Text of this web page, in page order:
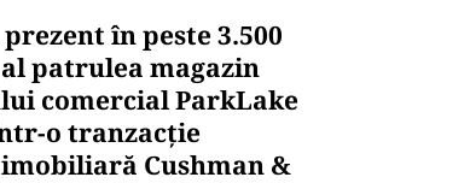
în peste 3.500
patrulea magazin
comercial ParkLake
o tranzacţie
Cushman &